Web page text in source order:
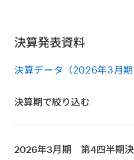
決算発表資料
決算データ（2026年3月
決算期で絞り込む
2026年3月期 第4四半期